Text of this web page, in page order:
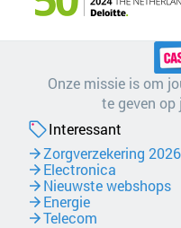
Onze missie is om
te geven op
Interessant
Zorgverzekering 2026
Electronica
Nieuwste webshops
Energie
Telecom